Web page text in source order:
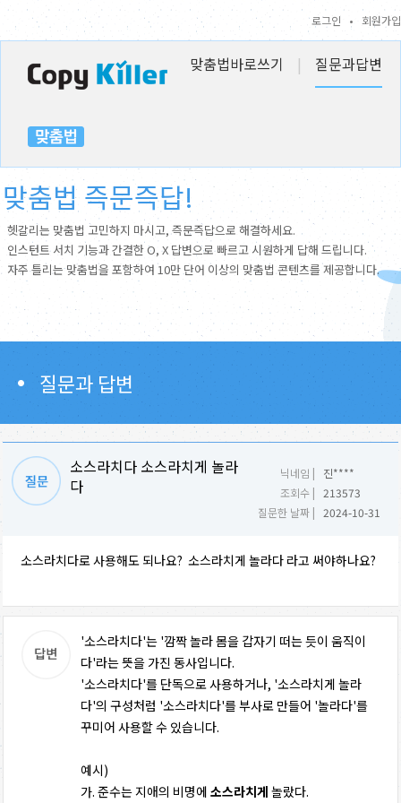
로그인 • 회원가입
맞춤법바로쓰기 | 질문과답변
맞춤법 즉문즉답!
헷갈리는 맞춤법 고민하지 마시고, 즉문즉답으로 해결하세요.
인스턴트 서치 기능과 간결한 O, X 답변으로 빠르고 시원하게 답해 드립니다.
자주 틀리는 맞춤법을 포함하여 10만 단어 이상의 맞춤법 콘텐츠를 제공합니다.
질문과 답변
닉네임 |
진****
조회수 | 213573
질문한 날짜 | 2024-10-31
소스라치다 소스라치게 놀라
다
소스라치다로 사용해도 되나요? 소스라치게 놀라다 라고 써야하나요?
'소스라치다'는 '깜짝 놀라 몸을 갑자기 떠는 듯이 움직이
다'라는 뜻을 가진 동사입니다.
'소스라치다'를 단독으로 사용하거나, '소스라치게 놀라
다'의 구성처럼 '소스라치다'를 부사로 만들어 '놀라다'를
꾸미어 사용할 수 있습니다.
예시)
가. 준수는 지애의 비명에 소스라치게 놀랐다.